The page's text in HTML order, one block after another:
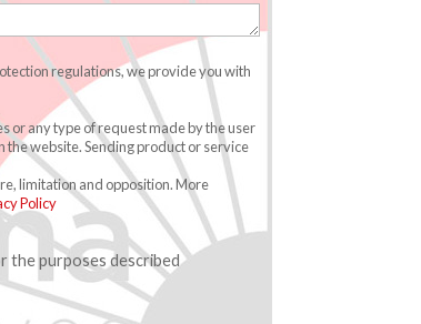
regulations, we provide you with
or any type of request made by the user
website. Sending product or service
limitation and opposition. More
Policy
the purposes described